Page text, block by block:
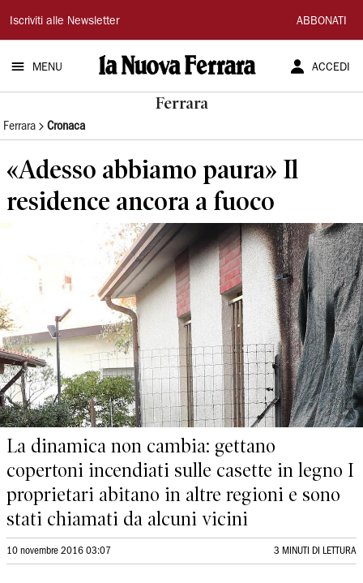
La
Nuova
Ferrara
Iscriviti alle Newsletter ABBONATI
MENU ACCEDI
Ferrara
Ferrara Cronaca
«Adesso abbiamo paura» Il
residence ancora a fuoco
La dinamica non cambia: gettano
copertoni incendiati sulle casette in legno I
proprietari abitano in altre regioni e sono
stati chiamati da alcuni vicini
10 novembre 2016 03:07 3 MINUTI DI LETTURA